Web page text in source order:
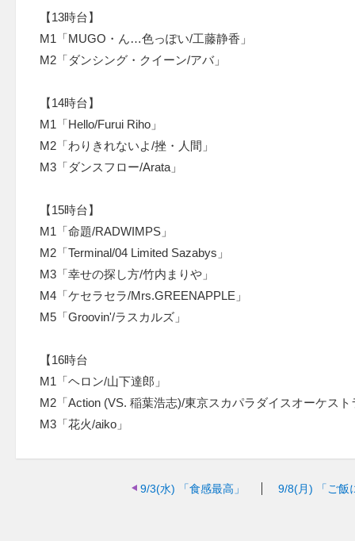
【13時台】
M1「MUGO・ん…色っぽい/工藤静香」
M2「ダンシング・クイーン/アバ」
【14時台】
M1「Hello/Furui Riho」
M2「わりきれないよ/挫・人間」
M3「ダンスフロー/Arata」
【15時台】
M1「命題/RADWIMPS」
M2「Terminal/04 Limited Sazabys」
M3「幸せの探し方/竹内まりや」
M4「ケセラセラ/Mrs.GREENAPPLE」
M5「Groovin'/ラスカルズ」
【16時台
M1「ヘロン/山下達郎」
M2「Action (VS. 稲葉浩志)/東京スカパラダイスオーケスト
M3「花火/aiko」
9/3(水) 「食感最高」 9/8(月) 「ご